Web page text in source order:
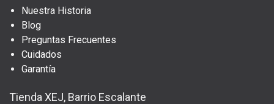
Nuestra Historia
Blog
Preguntas Frecuentes
Cuidados
Garantía
Tienda XEJ, Barrio Escalante